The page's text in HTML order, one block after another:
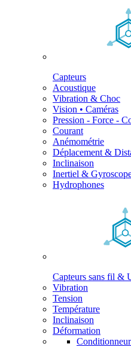
Capteurs
Acoustique
Vibration & Choc
Vision • Caméras
Pression - Force -
Courant
Anémométrie
Déplacement &
Inclinaison
Inertiel &
Hydrophones
Capteurs sans fil &
Vibration
Tension
Température
Inclinaison
Déformation